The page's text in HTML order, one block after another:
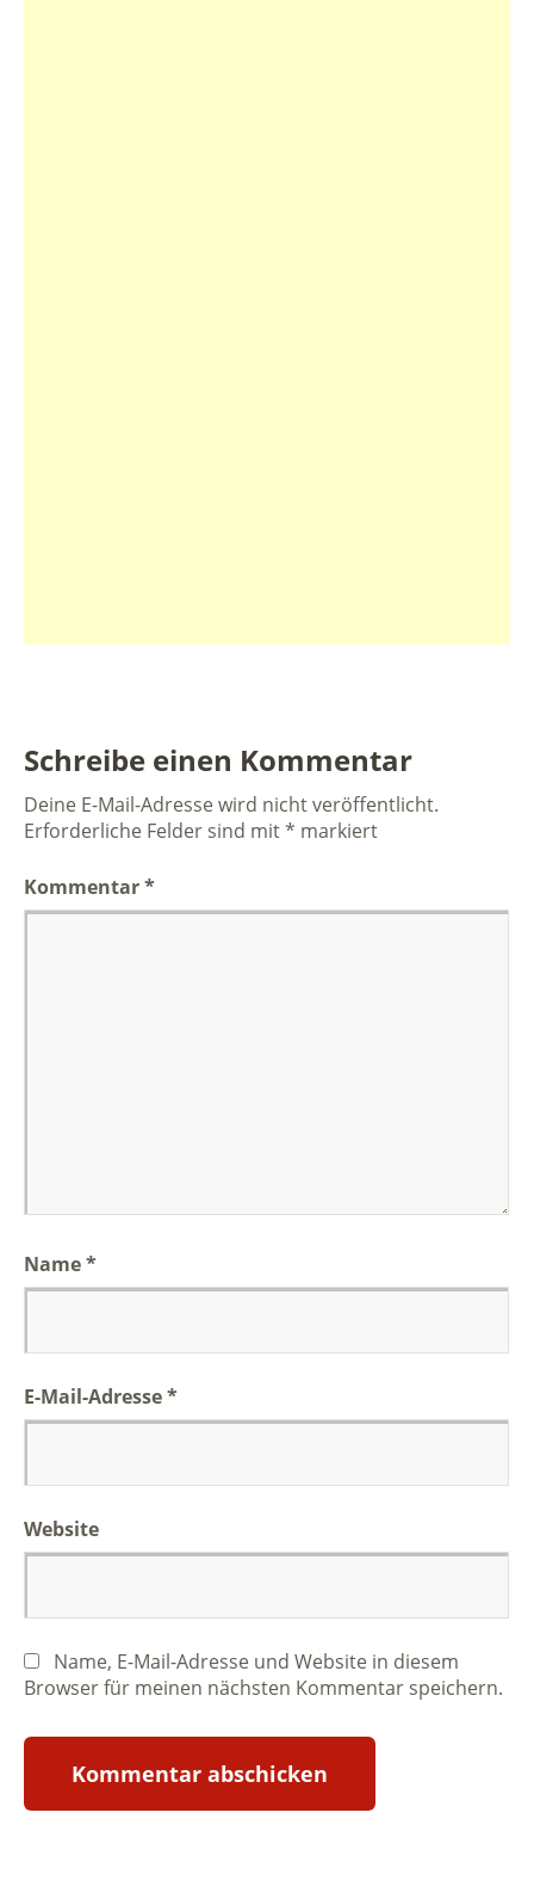
Schreibe einen Kommentar
Deine E-Mail-Adresse wird nicht veröffentlicht.
Erforderliche Felder sind mit* markiert
Kommentar*
Name*
E-Mail-Adresse*
Website
Name, E-Mail-Adresse und Website in diesem
Browser für meinen nächsten Kommentar speichern.